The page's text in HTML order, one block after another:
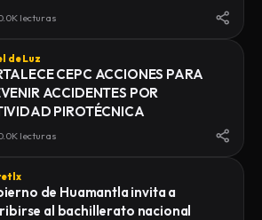
lecturas
de Luz
CEPC ACCIONES PARA
ACCIDENTES POR
PIROTÉCNICA
lecturas
de Huamantla invita a
al bachillerato nacional